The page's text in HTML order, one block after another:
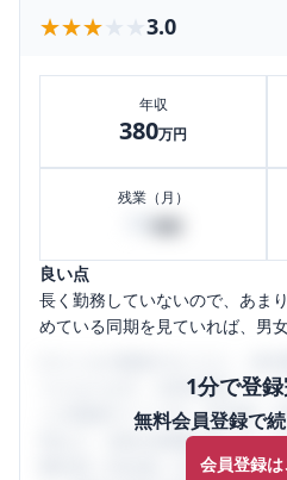
★★★★★
★★★★★ 3.0
年収
380万円
残業（月）
良い点
長く勤務していないので、あま
めている同期を見ていれば、男
1分で登録
無料会員登録で
会員登録
うになります。SHEHUB(シーハ
ミの投稿サイトです。給与面・
判など、女性の転職は気にすべ
輩社員（元社員）の口コミを通